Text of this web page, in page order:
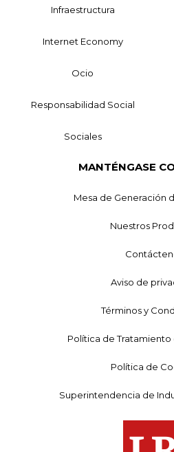
Infraestructura
Internet Economy
Ocio
Responsabilidad Social
Sociales
MANTÉNGASE
Mesa de Generación
Nuestros
Aviso de
Términos y
Política de
Política de
Superintendencia de